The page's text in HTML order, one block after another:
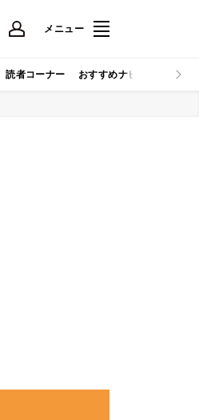
メニュー
読者コーナー おすすめナビ マイナビ